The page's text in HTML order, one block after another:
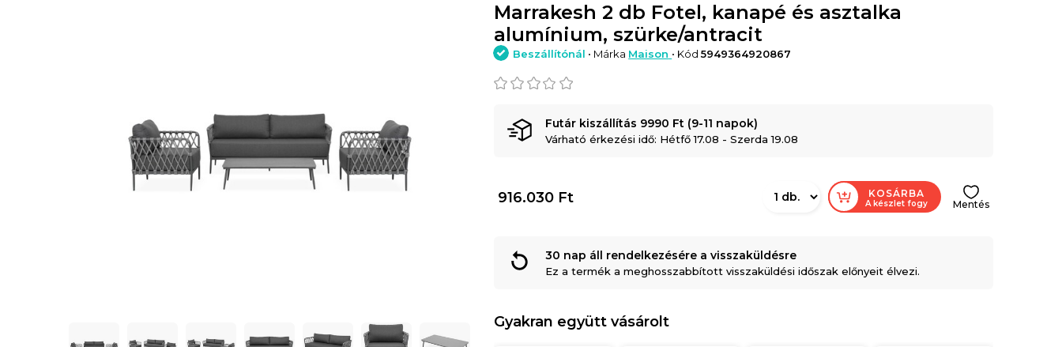
Marrakesh 2 db Fotel, kanapé és asztalka
alumínium, szürke/antracit
Beszállítónál • Márka Maison • Kód5949364920867
Futár kiszállítás 9990 Ft (9-11 napok)
Várható érkezési idő: Hétfő 17.08 - Szerda 19.08
916.030 Ft KOSÁRBA
A készlet fogy Mentés
30 nap áll rendelkezésére a visszaküldésre
Ez a termék a meghosszabbított visszaküldési időszak előnyeit élvezi.
Gyakran együtt vásárolt